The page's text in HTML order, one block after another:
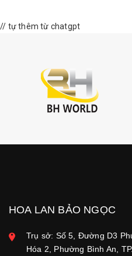
// tự thêm từ chatgpt
HOA LAN BẢO NGỌC
Trụ sở: Số 5, Đường D3
Hóa 2, Phường Bình An,